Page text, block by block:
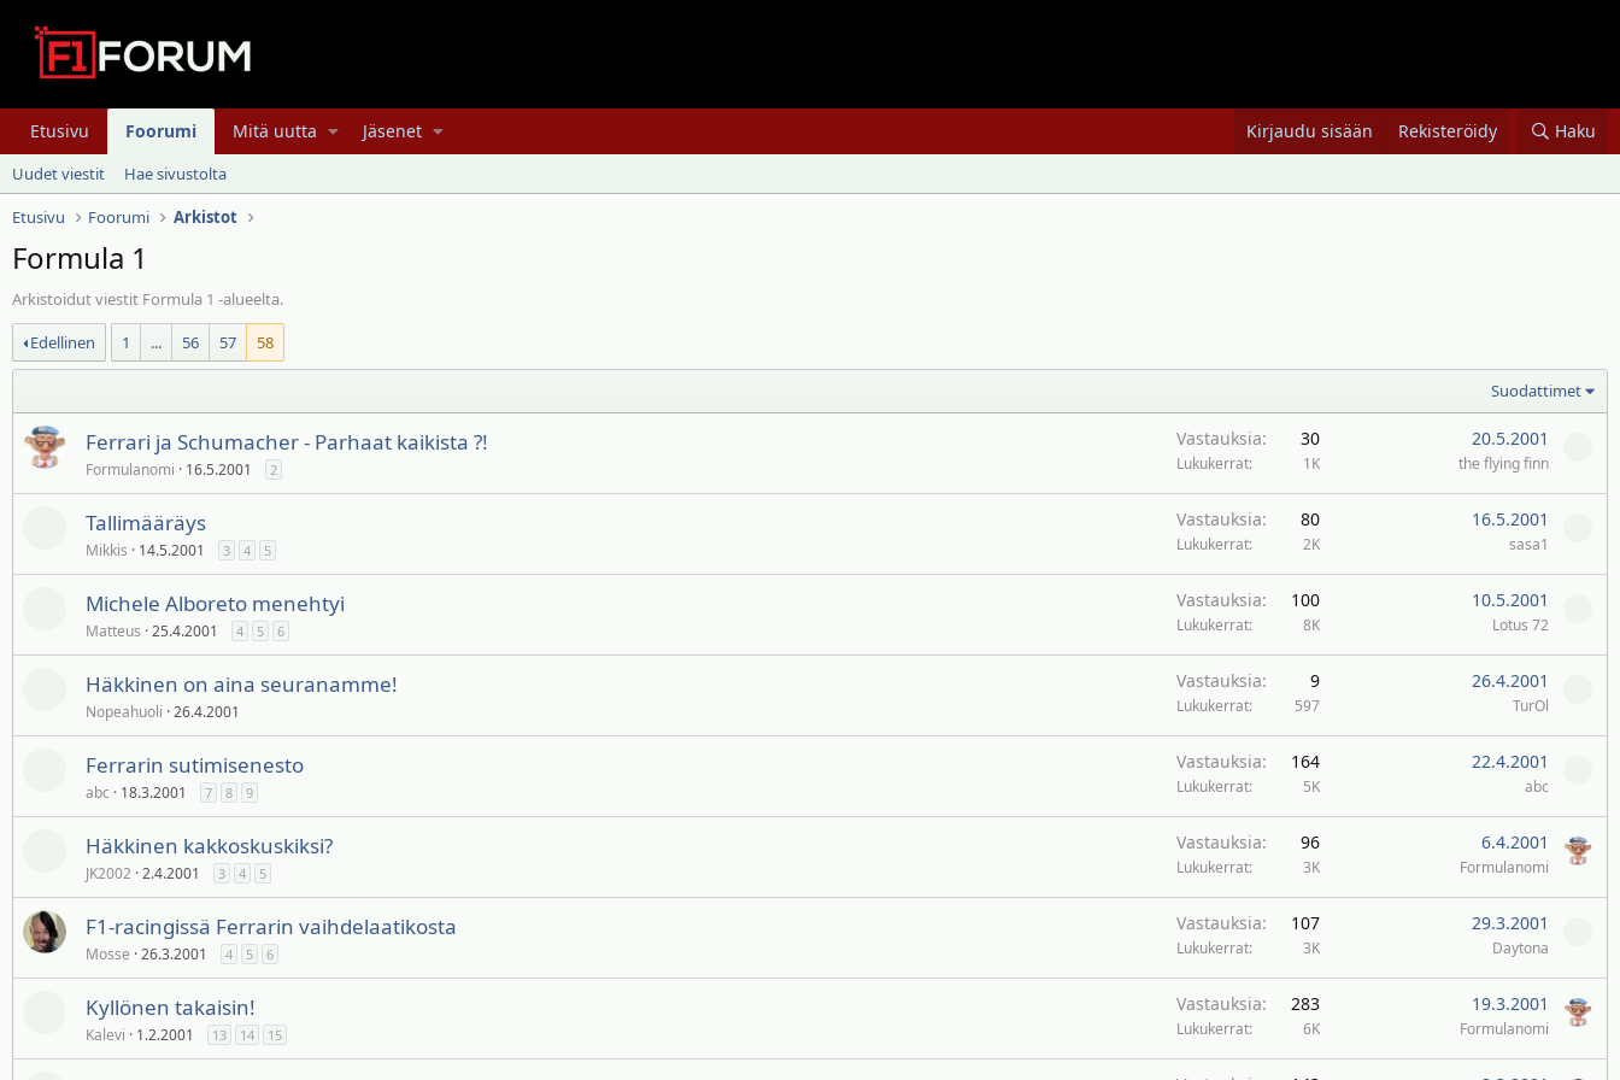
Etusivu Foorumi Mitä uutta Jäsenet Kirjaudu sisään Rekisteröidy Haku
Uudet viestit
Hae sivustolta
Etusivu
Foorumi Arkistot
Formula 1
Arkistoidut viestit Formula 1 -alueelta.
Edellinen
1 ... 56 57 58
Suodattimet
Ferrari ja Schumacher - Parhaat kaikista ?!
Formulanomi 16.5.2001 2
Vastauksia 30
Lukukerrat 1K
20.5.2001
the flying finn
Tallimääräys
Mikkis 14.5.2001 3 4 5
Vastauksia 80
Lukukerrat 2K
16.5.2001
sasa1
Michele Alboreto menehtyi
Matteus 25.4.2001 4 5 6
Vastauksia 100
Lukukerrat 8K
10.5.2001
Lotus 72
Häkkinen on aina seuranamme!
Nopeahuoli 26.4.2001
Vastauksia 9
Lukukerrat 597
26.4.2001
TurOl
Ferrarin sutimisenesto
abc 18.3.2001 7 8 9
Vastauksia 164
Lukukerrat 5K
22.4.2001
abc
Häkkinen kakkoskuskiksi?
JK2002 2.4.2001 3 4 5
Vastauksia 96
Lukukerrat 3K
6.4.2001
Formulanomi
F1-racingissä Ferrarin vaihdelaatikosta
Mosse 26.3.2001 4 5 6
Vastauksia 107
Lukukerrat 3K
29.3.2001
Daytona
Kyllönen takaisin!
Kalevi 1.2.2001 13 14 15
Vastauksia 283
Lukukerrat 6K
19.3.2001
Formulanomi